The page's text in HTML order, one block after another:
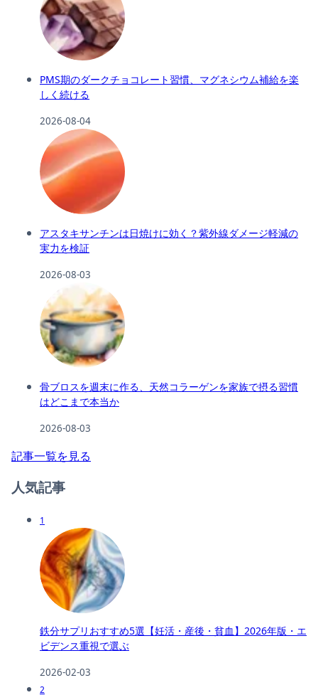
PMS期のダークチョコレート習慣、マグネシウム補給を楽
しく続ける
2026-08-04
アスタキサンチンは日焼けに効く？紫外線ダメージ軽減の
実力を検証
2026-08-03
骨ブロスを週末に作る、天然コラーゲンを家族で摂る習慣
はどこまで本当か
2026-08-03
記事一覧を見る
人気記事
1
鉄分サプリおすすめ5選【妊活・産後・貧血】2026年版・エ
ビデンス重視で選ぶ
2026-02-03
2